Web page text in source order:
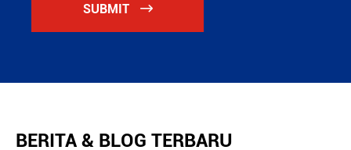
SUBMIT 
BERITA & BLOG TERBARU